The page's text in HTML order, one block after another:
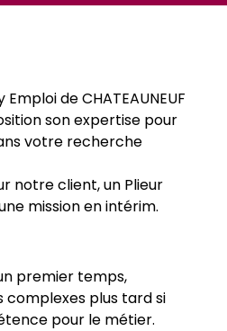
de CHATEAUNEUF
son expertise pour
votre recherche
notre client, un Plieur
mission en intérim.
premier temps,
complexes plus tard si
pour le métier.